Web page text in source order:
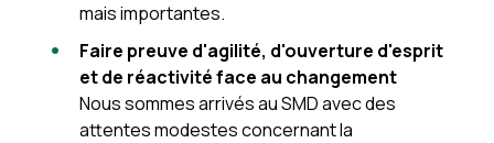
mais importantes.
Faire preuve d'agilité, d'ouverture d'esprit
et de réactivité face au changement
Nous sommes arrivés au SMD avec des
attentes modestes concernant la